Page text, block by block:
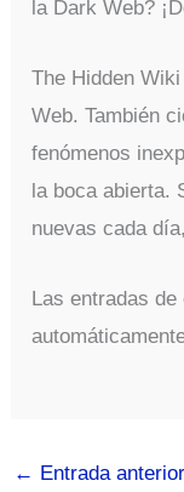
la Dark Web?
The Hidden
Web. También
fenómenos
la boca abierta.
nuevas cada
Las entradas de
← Entrada anterior